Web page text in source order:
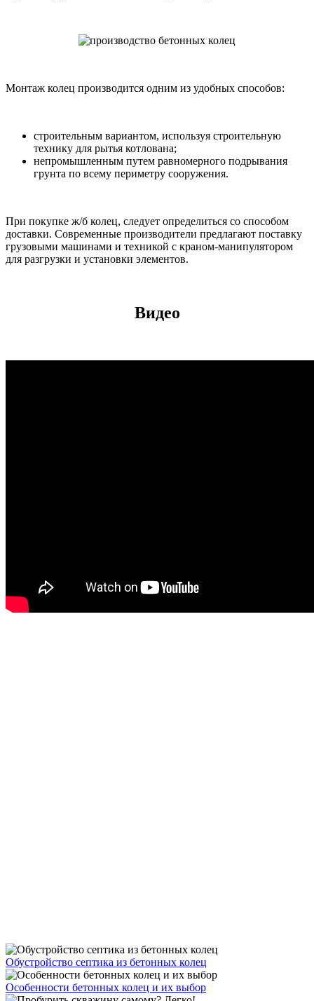
Монтаж колец производится одним из удобных способов:
строительным вариантом, используя строительную
технику для рытья котлована;
непромышленным путем равномерного подрывания
грунта по всему периметру сооружения.
При покупке ж/б колец, следует определиться со способом
доставки. Современные производители предлагают поставку
грузовыми машинами и техникой с краном-манипулятором
для разгрузки и установки элементов.
Видео
Обустройство септика из бетонных колец
Особенности бетонных колец и их выбор